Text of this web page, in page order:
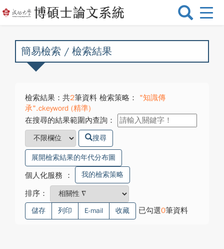
選
換
簡易檢索 / 檢索結果
檢索結果：共2筆資料 檢索策略：
"知識傳
承".ckeyword (精準)
在搜尋的結果範圍內查詢：
搜尋
展開檢索結果的年代分布圖
個人化服務 ： 我的檢索策略
排序：
儲存 列印 E-mail 收藏 已勾選0筆資料